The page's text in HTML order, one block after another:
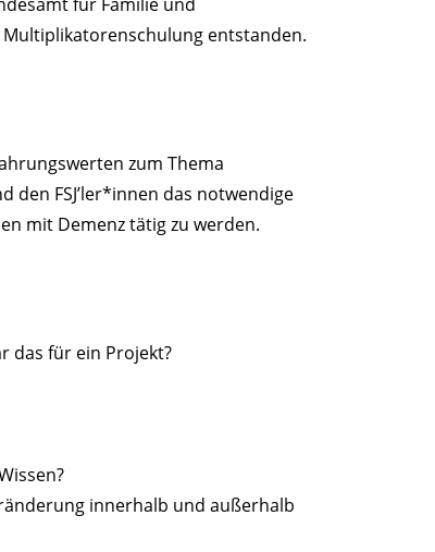
entstanden.
zum Thema
den FSJ’ler*innen das notwendige
mit Demenz tätig zu werden.
das für ein Projekt?
innerhalb und außerhalb